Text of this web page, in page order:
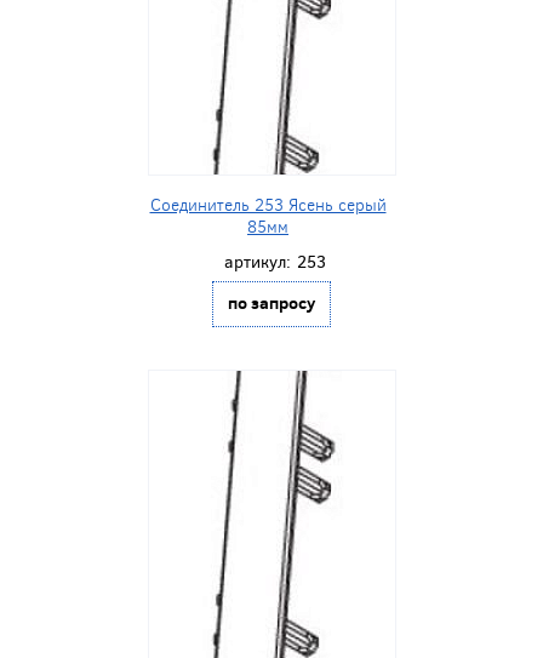
Соединитель 253 Ясень серый
85мм
артикул: 253
по запросу